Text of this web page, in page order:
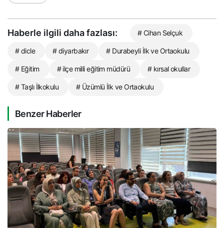
Haberle ilgili daha fazlası: # Cihan Selçuk
# dicle # diyarbakır # Durabeyli İlk ve Ortaokulu
# Eğitim # ilçe milli eğitim müdürü # kırsal okullar
# Taşlı İlkokulu # Üzümlü İlk ve Ortaokulu
Benzer Haberler